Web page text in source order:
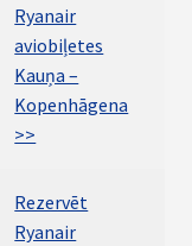
Ryanair
aviobiļetes
Kauņa –
Kopenhāgena
>>
Rezervēt
Ryanair